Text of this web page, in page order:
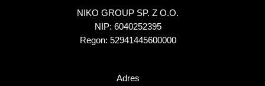
NIKO GROUP SP. Z O.O.
NIP: 6040252395
Regon: 52941445600000
Adres